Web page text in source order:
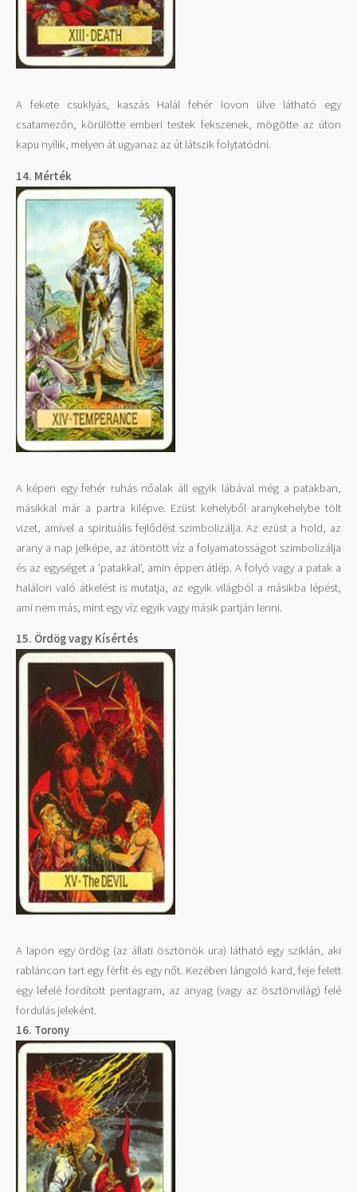
A fekete csuklyás, kaszás Halál fehér lovon ülve látható egy
csatamezőn, körülötte emberi testek fekszenek, mögötte az úton
kapu nyílik, melyen át ugyanaz az út látszik folytatódni.
14. Mérték
A képen egy fehér ruhás nőalak áll egyik lábával még a patakban,
másikkal már a partra kilépve. Ezüst kehelyből aranykehelybe tölt
vizet, amivel a spirituális fejlődést szimbolizálja. Az ezüst a hold, az
arany a nap jelképe, az átöntött víz a folyamatosságot szimbolizálja
és az egységet a ’patakkal’, amin éppen átlép. A folyó vagy a patak a
halálon való átkelést is mutatja, az egyik világból a másikba lépést,
ami nem más, mint egy víz egyik vagy másik partján lenni.
15. Ördög vagy Kísértés
A lapon egy ördög (az állati ösztönök ura) látható egy sziklán, aki
rabláncon tart egy férfit és egy nőt. Kezében lángoló kard, feje felett
egy lefelé fordított pentagram, az anyag (vagy az ösztönvilág) felé
fordulás jeleként.
16. Torony